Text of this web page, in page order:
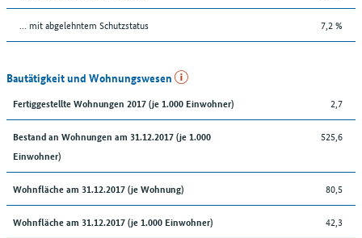
... mit abgelehntem Schutzstatus 7,2 %
Bautätigkeit und Wohnungswesen
Fertiggestellte Wohnungen 2017 (je 1.000 Einwohner) 2,7
Bestand an Wohnungen am 31.12.2017 (je 1.000
Einwohner)
525,6
Wohnfläche am 31.12.2017 (je Wohnung) 80,5
Wohnfläche am 31.12.2017 (je 1.000 Einwohner) 42,3